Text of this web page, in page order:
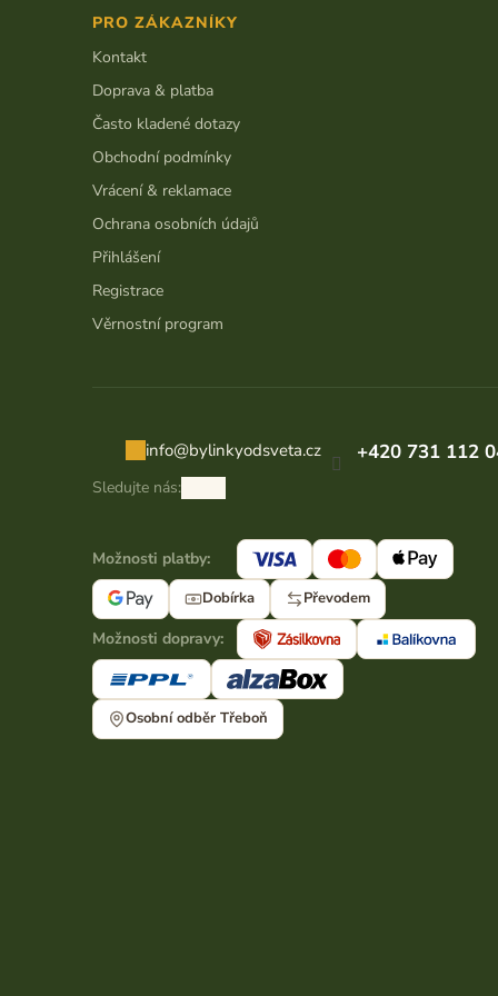
info@bylinkyodsveta.cz +420 731 112
Sledujte nás:
PRO ZÁKAZNÍKY
Kontakt
Doprava & platba
Často kladené dotazy
Obchodní podmínky
Vrácení & reklamace
Ochrana osobních údajů
Přihlášení
Registrace
Věrnostní program
Možnosti platby:
Dobírka Převodem
Možnosti dopravy:
Osobní odběr Třeboň